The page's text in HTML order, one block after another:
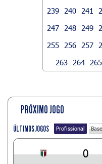
239
240 241
247
248 249
255
256 257
263
264 265
PRÓXIMO JOGO
ÚLTIMOS JOGOS Profissional Base
0